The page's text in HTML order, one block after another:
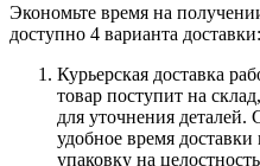
Экономьте время на
доступно 4 варианта доставки:
Курьерская доставка
товар поступит на
для уточнения
удобное время
упаковку на